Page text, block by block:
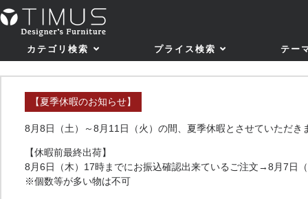
カテゴリ検索 プライス検索 テー
【夏季休暇のお知らせ】
8月8日（土）～8月11日（火）の間、夏季休暇とさせていただき
【休暇前最終出荷】
8月6日（木）17時までにお振込確認出来ているご注文→8月7日
※個数等が多い物は不可